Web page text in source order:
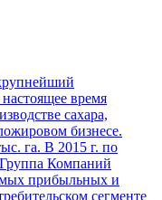
время
сахара,
бизнесе.
га. В 2015 г. по
Компаний
прибыльных и
сегменте